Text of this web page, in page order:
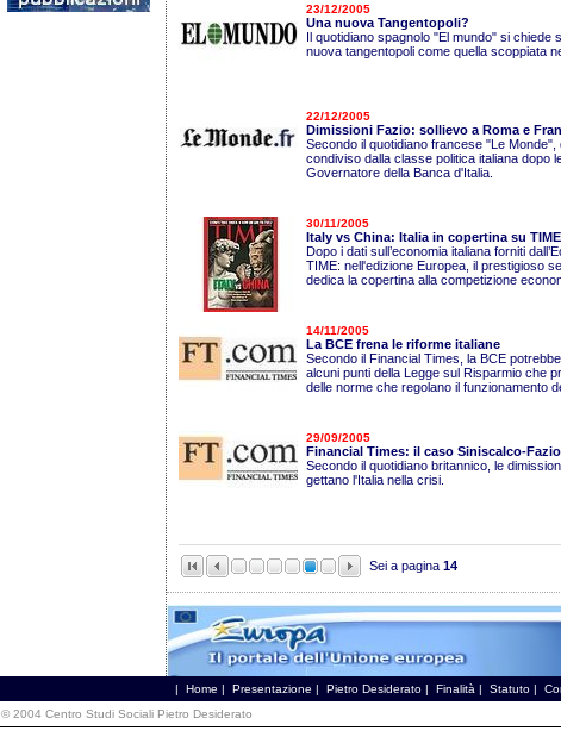
23/12/2005
Una nuova Tangentopoli?
Il quotidiano spagnolo "El mundo" si chiede
nuova tangentopoli come quella scoppiata
22/12/2005
Dimissioni Fazio: sollievo a Roma e
Secondo il quotidiano francese "Le Monde",
condiviso dalla classe politica italiana dopo
Governatore della Banca d'Italia.
30/11/2005
Italy vs China: Italia in copertina su TIME
Dopo i dati sull’economia italiana forniti
TIME: nell'edizione Europea, il prestigioso
dedica la copertina alla competizione
14/11/2005
La BCE frena le riforme italiane
Secondo il Financial Times, la BCE
alcuni punti della Legge sul Risparmio che
delle norme che regolano il funzionamento
29/09/2005
Financial Times: il caso Siniscalco-Fazio
Secondo il quotidiano britannico, le
gettano l'Italia nella crisi.
Sei a pagina 14
| Home | Presentazione | Pietro Desiderato| Finalità | Statuto|
© 2004 Centro Studi Sociali Pietro Desiderato